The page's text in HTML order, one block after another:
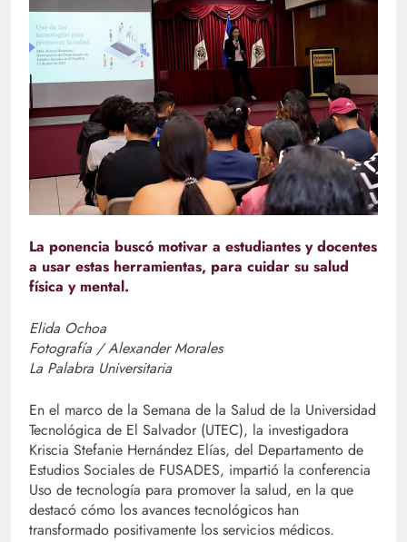
La ponencia buscó motivar a estudiantes y docentes
a usar estas herramientas, para cuidar su salud
física y mental.
Elida Ochoa
Fotografía / Alexander Morales
La Palabra Universitaria
En el marco de la Semana de la Salud de la Universidad
Tecnológica de El Salvador (UTEC), la investigadora
Kriscia Stefanie Hernández Elías, del Departamento de
Estudios Sociales de FUSADES, impartió la conferencia
Uso de tecnología para promover la salud, en la que
destacó cómo los avances tecnológicos han
transformado positivamente los servicios médicos.